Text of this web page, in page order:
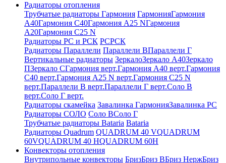
Радиаторы отопления
Трубчатые радиаторы Гармония ГармонияГармония
А40Гармония С40Гармония А25 NГармония
А20Гармония С25 N
Радиаторы РС и РСК РСРСК
Радиаторы Параллели Параллели ВПараллели Г
Вертикальные радиаторы ЗеркалоЗеркало А40Зеркало
ПЗеркало СГармония верт.Гармония А40 верт.Гармония
С40 верт.Гармония А25 N верт.Гармония С25 N
верт.Параллели В верт.Параллели Г верт.Соло В
верт.Соло Г верт.
Радиаторы скамейка Завалинка ГармонияЗавалинка РС
Радиаторы СОЛО Соло ВСоло Г
Трубчатые радиаторы Bataria Bataria
Радиаторы Quadrum QUADRUM 40 VQUADRUM
60VQUADRUM 40 HQUADRUM 60H
Конвекторы отопления
Внутрипольные конвекторы БризБриз ВБриз НержБриз